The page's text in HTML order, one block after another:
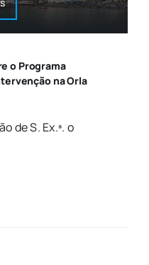
o Programa
na Orla
de S. Ex.ª. o